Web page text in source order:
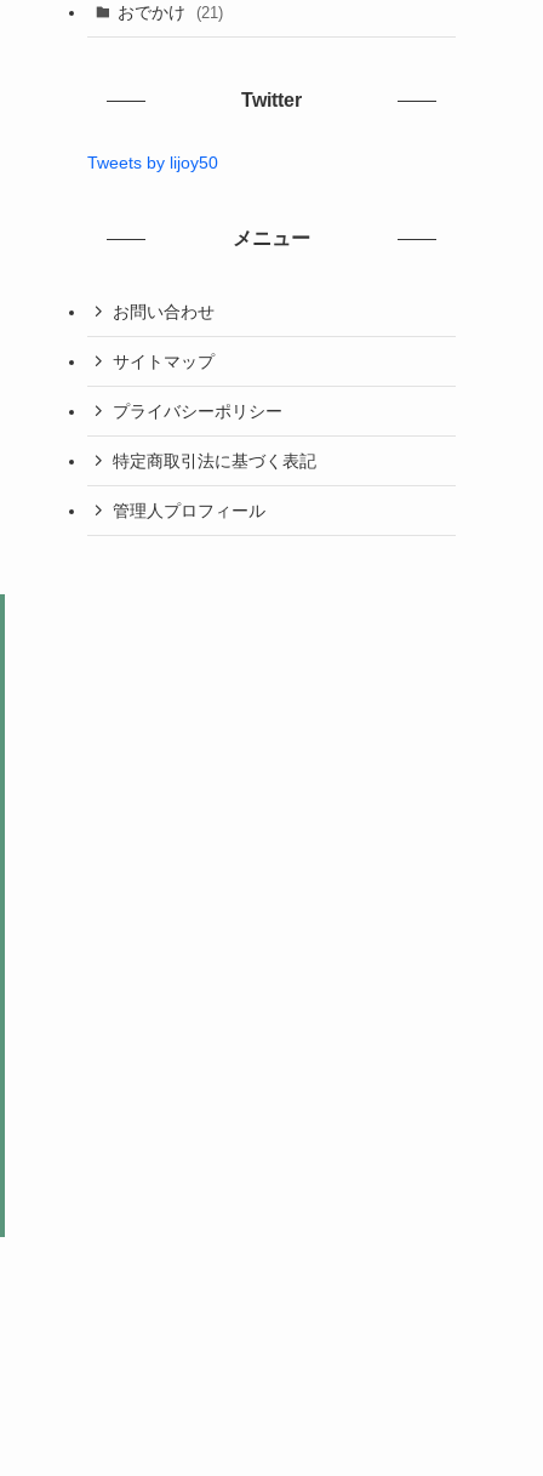
おでかけ (21)
Twitter
Tweets by lijoy50
メニュー
お問い合わせ
サイトマップ
プライバシーポリシー
特定商取引法に基づく表記
管理人プロフィール